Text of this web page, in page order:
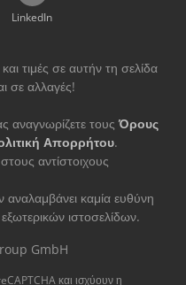
LinkedIn
τιμές σε αυτήν τη σελίδα
σε αλλαγές!
αναγνωρίζετε τους Όρους
Απορρήτου.
αντίστοιχους
καμία ευθύνη
ιστοσελίδων.
GmbH
και ισχύουν η